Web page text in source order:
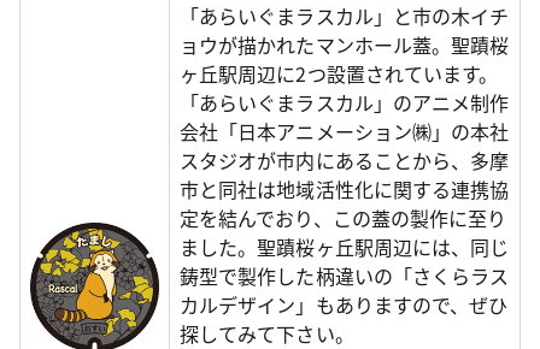
「あらいぐまラスカル」と市の木イチ
ョウが描かれたマンホール蓋。聖蹟桜
ヶ丘駅周辺に2つ設置されています。
「あらいぐまラスカル」のアニメ制作
会社「日本アニメーション㈱」の本社
スタジオが市内にあることから、多摩
市と同社は地域活性化に関する連携協
定を結んでおり、この蓋の製作に至り
ました。聖蹟桜ヶ丘駅周辺には、同じ
鋳型で製作した柄違いの「さくらラス
カルデザイン」もありますので、ぜひ
探してみて下さい。